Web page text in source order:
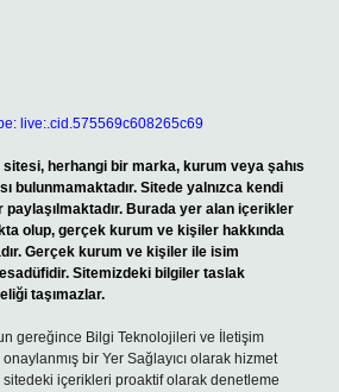
live:.cid.575569c608265c69
sitesi, herhangi bir marka, kurum veya şahıs
bulunmamaktadır. Sitede yalnızca kendi
paylaşılmaktadır. Burada yer alan içerikler
olup, gerçek kurum ve kişiler hakkında
Gerçek kurum ve kişiler ile isim
Sitemizdeki bilgiler taslak
taşımazlar.
gereğince Bilgi Teknolojileri ve İletişim
bir Yer Sağlayıcı olarak hizmet
içerikleri proaktif olarak denetleme